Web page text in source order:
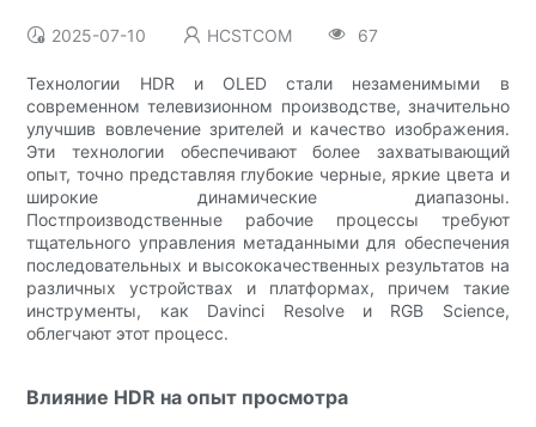
2025-07-10 HCSTCOM 67
Технологии HDR и OLED стали незаменимыми в
современном телевизионном производстве, значительно
улучшив вовлечение зрителей и качество изображения.
Эти технологии обеспечивают более захватывающий
опыт, точно представляя глубокие черные, яркие цвета и
широкие динамические диапазоны.
Постпроизводственные рабочие процессы требуют
тщательного управления метаданными для обеспечения
последовательных и высококачественных результатов на
различных устройствах и платформах, причем такие
инструменты, как Davinci Resolve и RGB Science,
облегчают этот процесс.
Влияние HDR на опыт просмотра